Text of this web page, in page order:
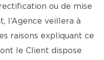
ou de mise
l’Agence veillera à
raisons expliquant ce
le Client dispose